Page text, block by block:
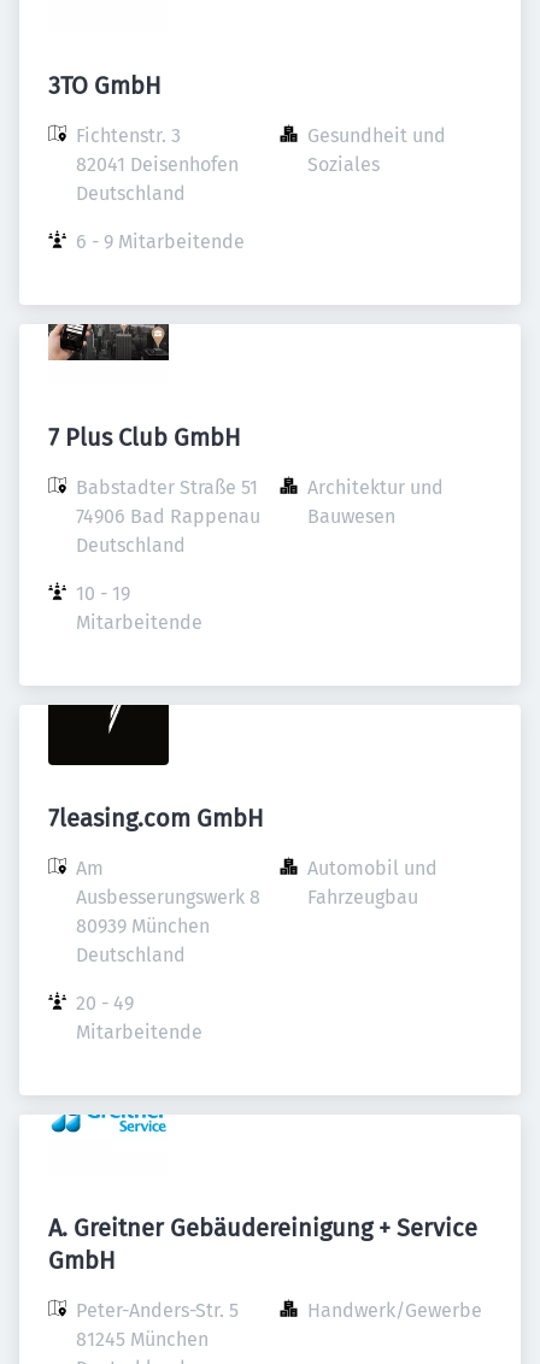
3TO GmbH
Fichtenstr. 3
82041 Deisenhofen
Deutschland
Gesundheit und
Soziales
6 - 9 Mitarbeitende
7 Plus Club GmbH
Babstadter Straße 51
74906 Bad Rappenau
Deutschland
Architektur und
Bauwesen
10 - 19
Mitarbeitende
7leasing.com GmbH
Am
Ausbesserungswerk 8
80939 München
Deutschland
Automobil und
Fahrzeugbau
20 - 49
Mitarbeitende
A. Greitner Gebäudereinigung + Service
GmbH
Peter-Anders-Str. 5
81245 München
Handwerk/Gewerbe